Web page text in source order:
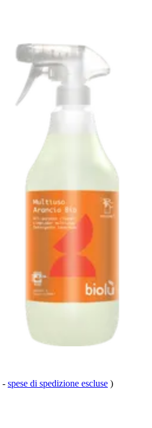
- spese di spedizione escluse )